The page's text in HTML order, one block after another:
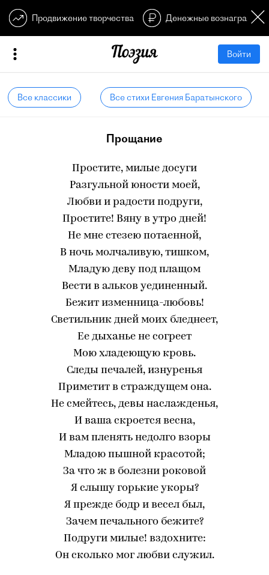
Продвижение творчества Денежные
Войти
Все классики Все стихи Евгения Баратынского
Прощание
Простите, милые досуги
Разгульной юности моей,
Любви и радости подруги,
Простите! Вяну в утро дней!
Не мне стезею потаенной,
В ночь молчаливую, тишком,
Младую деву под плащом
Вести в альков уединенный.
Бежит изменница-любовь!
Светильник дней моих бледнеет,
Ее дыханье не согреет
Мою хладеющую кровь.
Следы печалей, изнуренья
Приметит в страждущем она.
Не смейтесь, девы наслажденья,
И ваша скроется весна,
И вам пленять недолго взоры
Младою пышной красотой;
За что ж в болезни роковой
Я слышу горькие укоры?
Я прежде бодр и весел был,
Зачем печального бежите?
Подруги милые! вздохните:
Он сколько мог любви служил.